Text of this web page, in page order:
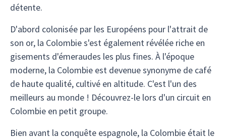
détente.
D'abord colonisée par les Européens pour l'attrait de
son or, la Colombie s'est également révélée riche en
gisements d'émeraudes les plus fines. À l'époque
moderne, la Colombie est devenue synonyme de café
de haute qualité, cultivé en altitude. C'est l'un des
meilleurs au monde ! Découvrez-le lors d'un circuit en
Colombie en petit groupe.
Bien avant la conquête espagnole, la Colombie était le